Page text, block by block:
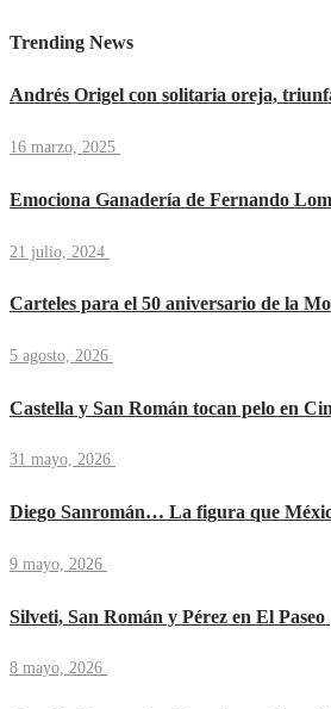
Trending News
Andrés Origel con solitaria oreja,
16 marzo, 2025
Emociona Ganadería de Fernando
21 julio, 2024
Carteles para el 50 aniversario de la
5 agosto, 2026
Castella y San Román tocan pelo en
31 mayo, 2026
Diego Sanromán… La figura que
9 mayo, 2026
Silveti, San Román y Pérez en El Paseo
8 mayo, 2026